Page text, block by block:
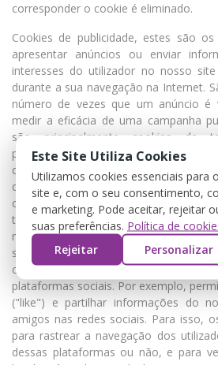
corresponder o cookie é eliminado.
Cookies de publicidade, estes são
apresentar anúncios ou enviar
interesses do utilizador no nosso
durante a sua navegação na Internet.
número de vezes que um anúncio é
medir a eficácia de uma campanha
são principalmente cookies de
principalmente das agências de
de redes sociais (botões sociais)
destinam-se a permitir que os
conteúdos através de redes sociais
também segmentar a oferta de
nosso site também usa plug-ins ou
sociais tornam possível facilitar a
conteúdos do site https://
plataformas sociais. Por exemplo,
("like") e partilhar informações do
amigos nas redes sociais. Para isso,
para rastrear a navegação dos
dessas plataformas ou não, e para
Este Site Utiliza Cookies
Utilizamos cookies essenciais para
site e, com o seu consentimento,
e marketing. Pode aceitar, rejeitar
suas preferências. Política de
Rejeitar
Personalizar